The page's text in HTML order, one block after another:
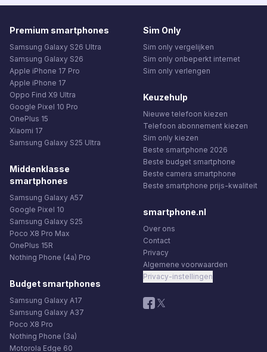
Premium smartphones
Samsung Galaxy S26 Ultra
Samsung Galaxy S26
Apple iPhone 17 Pro
Apple iPhone 17
Oppo Find X9 Ultra
Google Pixel 10 Pro
OnePlus 15
Xiaomi 17
Samsung Galaxy S25 Ultra
Middenklasse
smartphones
Samsung Galaxy A57
Google Pixel 10
Samsung Galaxy S25
Poco X8 Pro Max
OnePlus 15R
Nothing Phone (4a) Pro
Budget smartphones
Samsung Galaxy A17
Samsung Galaxy A37
Poco X8 Pro
Nothing Phone (3a)
Motorola Edge 60
Sim Only
Sim only vergelijken
Sim only onbeperkt internet
Sim only verlengen
Keuzehulp
Nieuwe telefoon kiezen
Telefoon abonnement kiezen
Sim only kiezen
Beste smartphone 2026
Beste budget smartphone
Beste camera smartphone
Beste smartphone prijs-kwaliteit
smartphone.nl
Over ons
Contact
Privacy
Algemene voorwaarden
Privacy-instellingen